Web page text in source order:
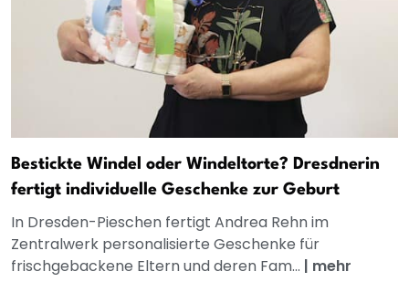
Bestickte Windel oder Windeltorte? Dresdnerin
fertigt individuelle Geschenke zur Geburt
In Dresden-Pieschen fertigt Andrea Rehn im
Zentralwerk personalisierte Geschenke für
frischgebackene Eltern und deren Fam... | mehr